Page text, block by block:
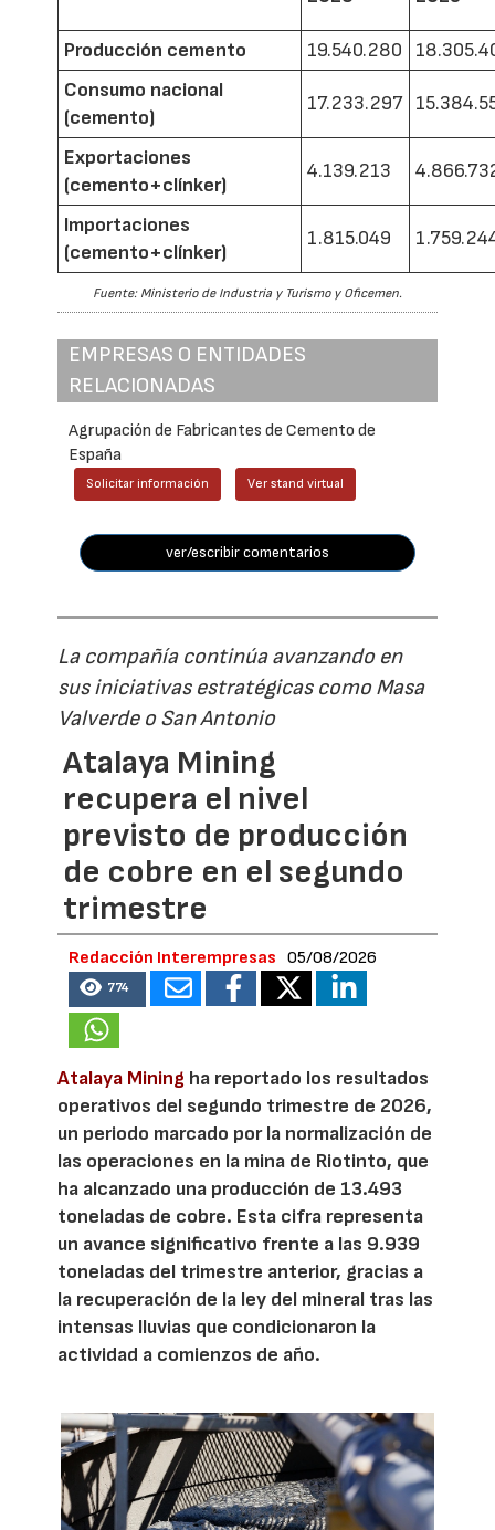
Producción cemento 19.540.280
Consumo nacional
(cemento)
17.233.297
Exportaciones
(cemento+clínker)
4.139.213
Importaciones
(cemento+clínker)
1.815.049
Fuente: Ministerio de Industria y Turismo y Oficemen.
EMPRESAS O ENTIDADES
RELACIONADAS
Agrupación de Fabricantes de Cemento de
España
Solicitar información Ver stand virtual
ver/escribir comentarios
La compañía continúa avanzando en
sus iniciativas estratégicas como Masa
Valverde o San Antonio
Atalaya Mining
recupera el nivel
previsto de producción
de cobre en el segundo
trimestre
Redacción Interempresas 05/08/2026
774
Atalaya Mining ha reportado los resultados
operativos del segundo trimestre de 2026,
un periodo marcado por la normalización de
las operaciones en la mina de Riotinto, que
ha alcanzado una producción de 13.493
toneladas de cobre. Esta cifra representa
un avance significativo frente a las 9.939
toneladas del trimestre anterior, gracias a
la recuperación de la ley del mineral tras las
intensas lluvias que condicionaron la
actividad a comienzos de año.